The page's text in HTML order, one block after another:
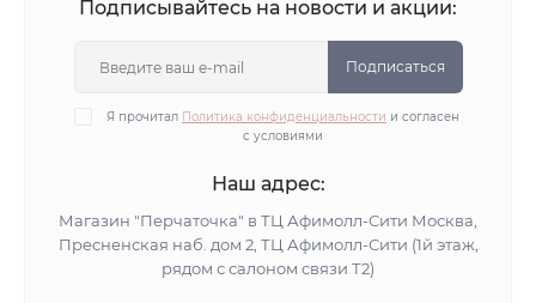
Подписывайтесь на новости и акции:
Подписаться
Я прочитал Политика конфиденциальности и согласен
с условиями
Наш адрес:
Магазин "Перчаточка" в ТЦ Афимолл-Сити Москва,
Пресненская наб. дом 2, ТЦ Афимолл-Сити (1й этаж,
рядом с салоном связи Т2)